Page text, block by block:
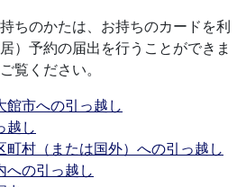
ちのかたは、お持ちのカードを利
）予約の届出を行うことができま
覧ください。
館市への引っ越し
越し
町村（または国外）への引っ越し
への引っ越し